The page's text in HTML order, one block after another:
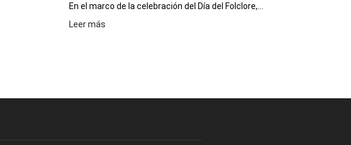
En el marco de la celebración del Día del Folclore,...
Leer más
de